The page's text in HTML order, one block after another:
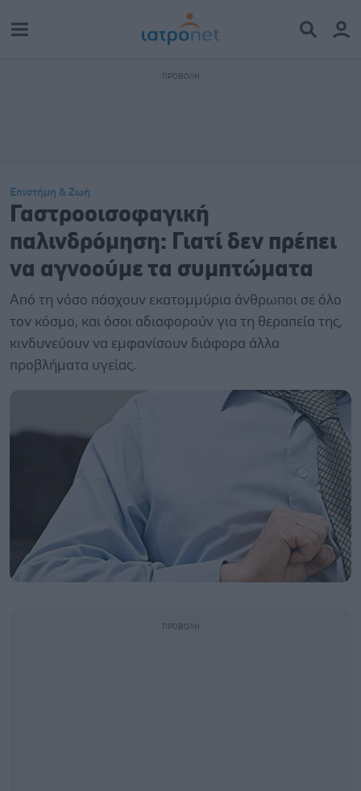
Επιστήμη & Ζωή
Γαστροοισοφαγική
παλινδρόμηση: Γιατί δεν πρέπει
να αγνοούμε τα συμπτώματα
Από τη νόσο πάσχουν εκατομμύρια άνθρωποι σε όλο
τον κόσμο, και όσοι αδιαφορούν για τη θεραπεία της,
κινδυνεύουν να εμφανίσουν διάφορα άλλα
προβλήματα υγείας.